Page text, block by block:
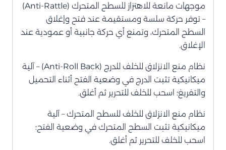
موجهات مانعة للاهتزاز للسطح المتحرك (Anti-Rattle)
– توفر حركة سلسة ومستقيمة عند فتح وإغلاق
السطح المتحرك، وتمنع أي حركة جانبية أو عمودية عند
الإغلاق.
نظام منع الانزلاق للخلف للدرج (Anti-Roll Back) – آلية
ميكانيكية تثبت الدرج في وضعية الفتح أثناء التحميل
والتفريغ؛ اسحب للخلف للتحرير ثم أغلق.
نظام منع الانزلاق للخلف للسطح المتحرك – آلية
ميكانيكية تثبت السطح المتحرك في وضعية الفتح؛
اسحب للخلف للتحرير ثم أغلق.